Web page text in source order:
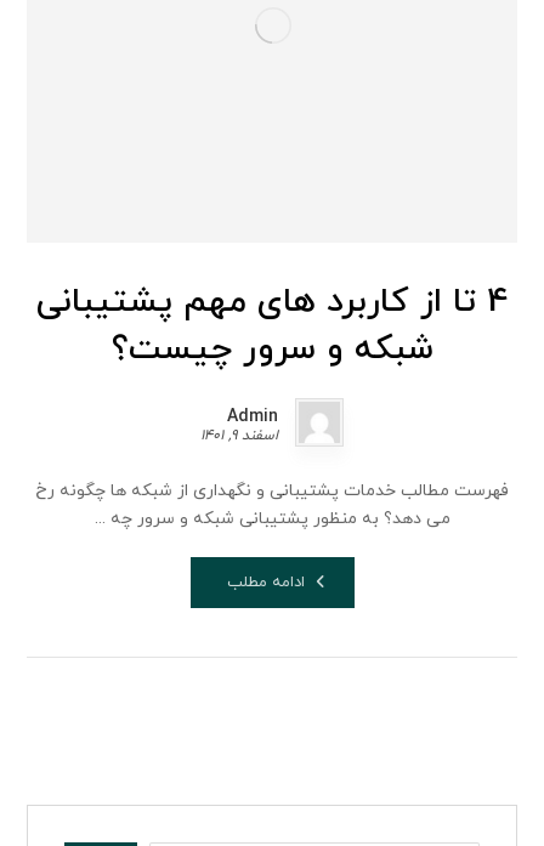
4 تا از کاربرد های مهم پشتیبانی
شبکه و سرور چیست؟
Admin
اسفند 9, 1401
فهرست مطالب خدمات پشتیبانی و نگهداری از شبکه ها چگونه رخ
می دهد؟ به منظور پشتیبانی شبکه و سرور چه ...
ادامه مطلب